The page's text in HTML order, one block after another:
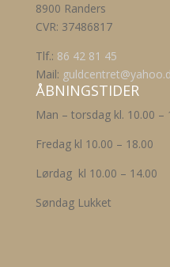
8900 Randers
CVR: 37486817
Tlf.: 86 42 81 45
Mail:
ÅBNINGSTIDER
Man – torsdag kl. 10.00 –
Fredag kl 10.00 – 18.00
Lørdag kl 10.00 – 14.00
Søndag Lukket